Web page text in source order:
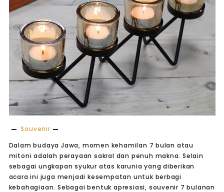
Souvenir
Dalam budaya Jawa, momen kehamilan 7 bulan atau
mitoni adalah perayaan sakral dan penuh makna. Selain
sebagai ungkapan syukur atas karunia yang diberikan
acara ini juga menjadi kesempatan untuk berbagi
kebahagiaan. Sebagai bentuk apresiasi, souvenir 7 bulanan